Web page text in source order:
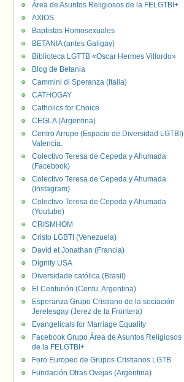
Área de Asuntos Religiosos de la FELGTBI+
AXIOS
Baptistas Homosexuales
BETANIA (antes Galigay)
Biblioteca LGTTB «Oscar Hermes Villordo»
Blog de Betania
Cammini di Speranza (Italia)
CATHOGAY
Catholics for Choice
CEGLA (Argentina)
Centro Arrupe (Espacio de Diversidad LGTBI)
Valencia.
Colectivo Teresa de Cepeda y Ahumada
(Facebook)
Colectivo Teresa de Cepeda y Ahumada
(Instagram)
Colectivo Teresa de Cepeda y Ahumada
(Youtube)
CRISMHOM
Cristo LGBTI (Venezuela)
David et Jonathan (Francia)
Dignity USA
Diversidade católica (Brasil)
El Centurión (Centu, Argentina)
Esperanza Grupo Cristiano de la sociación
Jerelesgay (Jerez de la Frontera)
Evangelicals for Marriage Equality
Facebook Grupo Área de Asuntos Religiosos
de la FELGTBI+
Foro Europeo de Grupos Cristianos LGTB
Fundación Otras Ovejas (Argentina)